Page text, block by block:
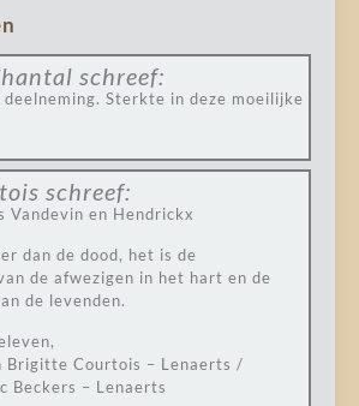
schreef:
deelneming. Sterkte in deze moeilijke
schreef:
Vandevin en Hendrickx
dan de dood, het is de
de afwezigen in het hart en de
de levenden.
Brigitte Courtois – Lenaerts /
Beckers – Lenaerts